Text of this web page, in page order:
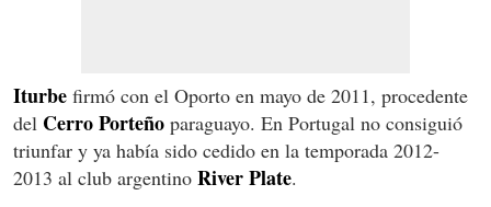
Iturbe firmó con el Oporto en mayo de 2011, procedente
del Cerro Porteño paraguayo. En Portugal no consiguió
triunfar y ya había sido cedido en la temporada 2012-
2013 al club argentino River Plate.